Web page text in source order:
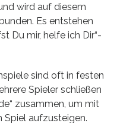
wird auf diesem
Es entstehen
Du mir, helfe ich Dir“-
sind oft in festen
Spieler schließen
zusammen, um mit
Spiel aufzusteigen.